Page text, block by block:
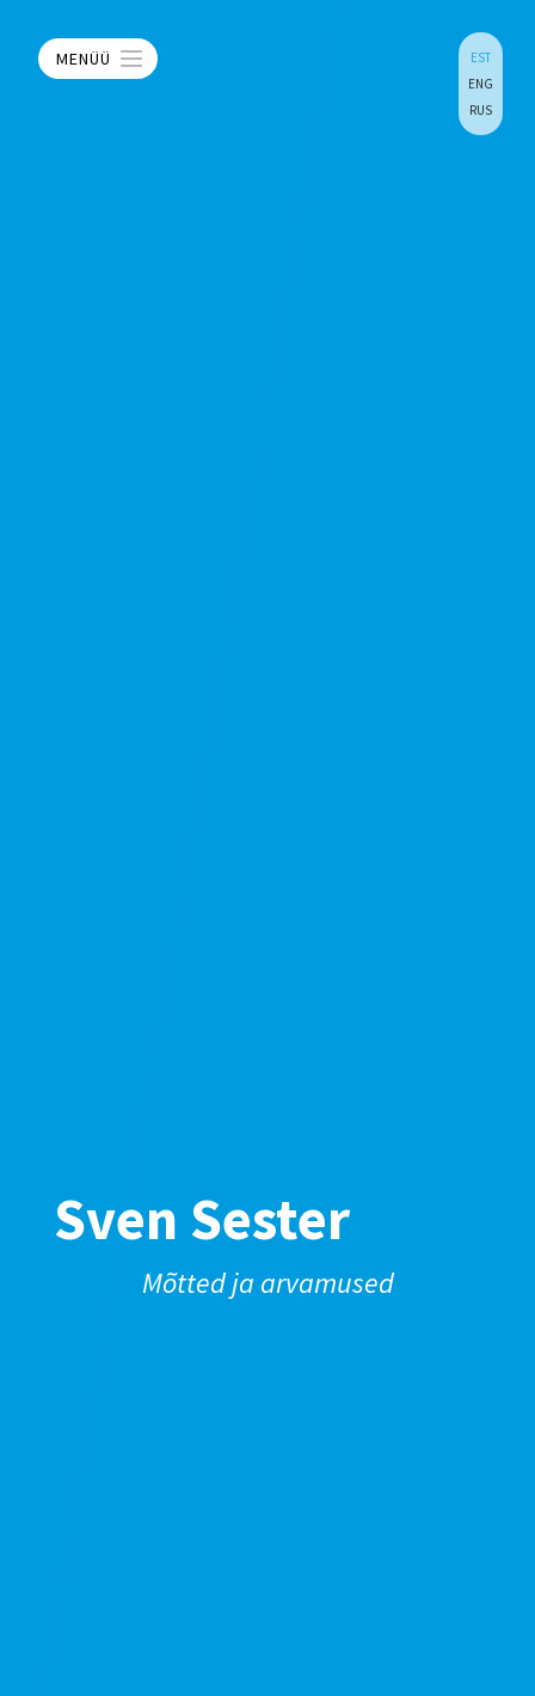
MENÜÜ
EST
ENG
RUS
Sven Sester
Mõtted ja arvamused